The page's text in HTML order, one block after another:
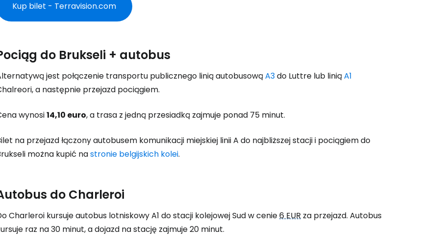
Kup bilet - Terravision.com
do Brukseli + autobus
jest połączenie transportu publicznego linią autobusowąA3do Luttre lub liniąA1
a następnie przejazd pociągiem.
wynosi14,10 euro, a trasa z jedną przesiadką zajmuje ponad 75 minut.
na przejazd łączony autobusem komunikacji miejskiej linii A do najbliższej stacji i pociągiem do
można kupić nastronie belgijskich kolei.
do Charleroi
Charleroi kursuje autobus lotniskowy A1 do stacji kolejowej Sud w cenie6 EUR za przejazd. Autobus
raz na 30 minut, a dojazd na stację zajmuje 20 minut.
Zaloguj się do Cestee
... światowej społeczności podróżniczej
Kontynuuj z Facebookiem